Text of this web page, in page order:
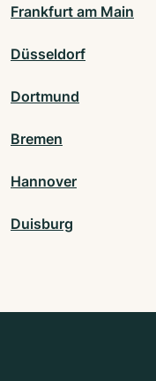
Frankfurt am Main
Düsseldorf
Dortmund
Bremen
Hannover
Duisburg